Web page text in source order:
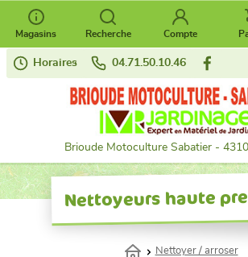
Horaires 04.71.50.10.46
Brioude Motoculture Sabatier -
Magasins Recherche Compte
Nettoyeurs haute
Nettoyer / arroser